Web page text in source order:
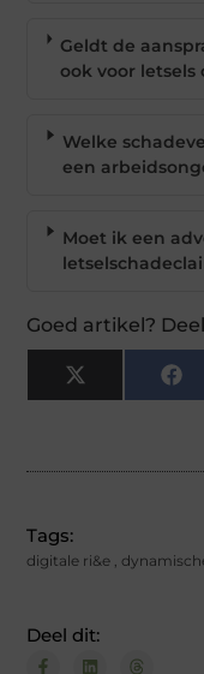
Geldt de
ook voor letsels
Welke
een
Moet ik een
Goed artikel?
X
(Twitter)
Tags:
digitale ri&e
Deel dit: